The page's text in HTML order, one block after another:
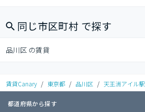
同じ市区町村 で探す
品川区 の賃貸
賃貸Canary / 東京都 / 品川区 / 天王洲アイル駅
都道府県から探す